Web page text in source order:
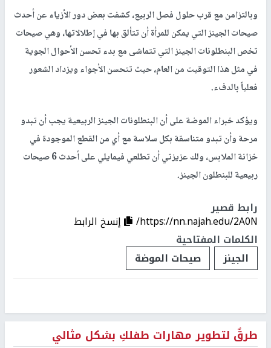
وبالتزامن مع قرب حلول فصل الربيع، كشفت بعض دور الأزياء عن أحدث
صيحات الجينز التي يمكن للمرأة أن تتألق بها في إطلالاتها، وهي صيحات
تخص البنطلونات الجينز التي تتماشى مع بدء تحسن الأحوال الجوية
في مثل هذا التوقيت من العام، حيث تتحسن الأجواء ويزداد الشعور
فعلياً بالدفء.
ويؤكد خبراء الموضة على أن البنطلونات الجينز الربيعية يجب أن تبدو
مرحة وأن تبدو متناسقة بكل سلاسة مع أي من القطع الموجودة في
خزانة الملابس، ولك عزيزتي أن تطلعي فيمايلي على أحدث 6 صيحات
ربيعية للبنطلون الجينز.
رابط قصير
https://nn.najah.edu/2A0N/
إنسخ الرابط
الكلمات المفتاحية
الجينز
صيحات الموضة
طرقٌ لتطوير مهارات طفلكِ بشكل مثالي